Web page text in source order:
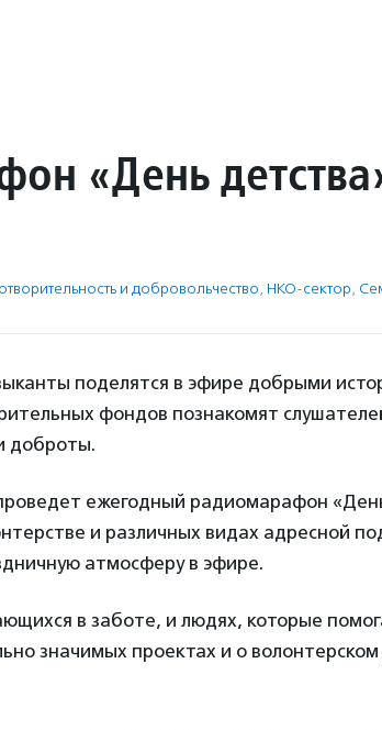
«День
и доброволь­чест­во, НКО-сектор,
поделятся в эфире добрыми
фондов познакомят
доброты.
ежегодный радиомарафон
и различных видах адресной
атмосферу в эфире.
в заботе, и людях, которые
значимых проектах и о